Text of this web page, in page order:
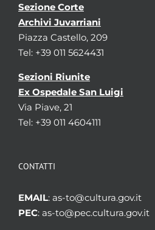
Sezione Corte
Archivi Juvarriani
Piazza Castello, 209
Tel: +39 011 5624431
Sezioni Riunite
Ex Ospedale San Luigi
Via Piave, 21
Tel: +39 011 4604111
CONTATTI
EMAIL: as-to@cultura.gov.it
PEC: as-to@pec.cultura.gov.it